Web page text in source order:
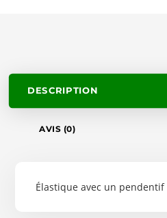
DESCRIPTION
AVIS (0)
Élastique avec un